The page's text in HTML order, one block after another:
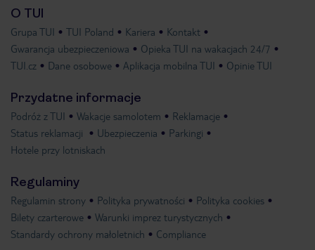
O TUI
Grupa TUI TUI Poland Kariera
Kontakt
Gwarancja ubezpieczeniowa
Opieka TUI na wakacjach 24/7
TUI.cz
Dane osobowe Aplikacja mobilna TUI Opinie TUI
Przydatne informacje
Podróż z TUI Wakacje samolotem
Reklamacje
Status reklamacji
Ubezpieczenia
Parkingi
Hotele przy lotniskach
Regulaminy
Regulamin strony Polityka prywatności
Polityka cookies
Bilety czarterowe
Warunki imprez turystycznych
Standardy ochrony małoletnich
Compliance